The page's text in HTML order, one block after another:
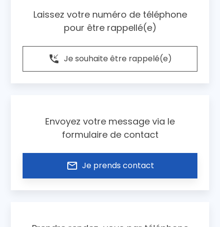
Laissez votre numéro de téléphone
pour être rappellé(e)
phone_callback Je souhaite être rappelé(e)
Envoyez votre message via le
formulaire de contact
mail_outline Je prends contact